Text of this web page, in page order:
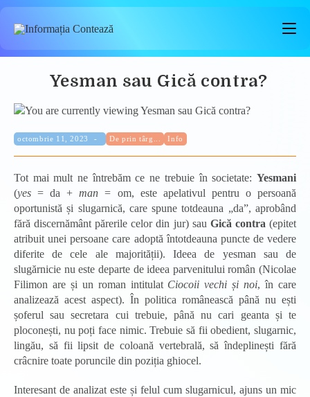
Skip
content
Yesman sau Gică contra?
Publicat:
octombrie 11, 2023 Categorie:
De prin târg... Info
Tot mai mult ne întrebăm ce ne trebuie în societate: Yesmani
(yes = da +man = om, este apelativul pentru o persoană
oportunistă și slugarnică, care spune totdeauna „da”, aprobând
fără discernământ părerile celor din jur) sau Gică contra(epitet
atribuit unei persoane care adoptă întotdeauna puncte de vedere
diferite de cele ale majorității). Ideea de yesman sau de
slugărnicie nu este departe de ideea parvenitului român (Nicolae
Filimon are și un roman intitulat Ciocoii vechi și noi, în care
analizează acest aspect). În politica românească până nu ești
șoferul sau secretara cui trebuie, până nu cari geanta și te
ploconești, nu poți face nimic. Trebuie să fii obedient, slugarnic,
lingău, să fii lipsit de coloană vertebrală, să îndeplinești fără
crâcnire toate poruncile din poziția ghiocel.
Interesant de analizat este și felul cum slugarnicul, ajuns un mic